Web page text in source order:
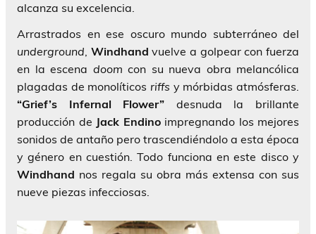
alcanza su excelencia.
Arrastrados en ese oscuro mundo subterráneo del
underground, Windhand vuelve a golpear con fuerza
en la escena doom con su nueva obra melancólica
plagadas de monolíticos riffs y mórbidas atmósferas.
“Grief’s Infernal Flower” desnuda la brillante
producción de Jack Endinoimpregnando los mejores
sonidos de antaño pero trascendiéndolo a esta época
y género en cuestión. Todo funciona en este disco y
Windhand nos regala su obra más extensa con sus
nueve piezas infecciosas.